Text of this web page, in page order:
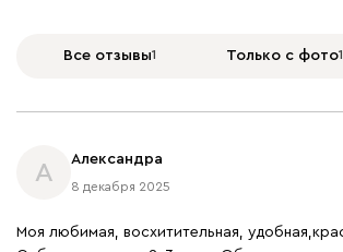
Все отзывы1 Только с фото1
А
Александра
8 декабря 2025
Моя любимая, восхитительная,